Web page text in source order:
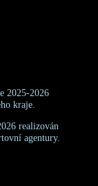
2025-2026
kraje.
realizován
agentury.